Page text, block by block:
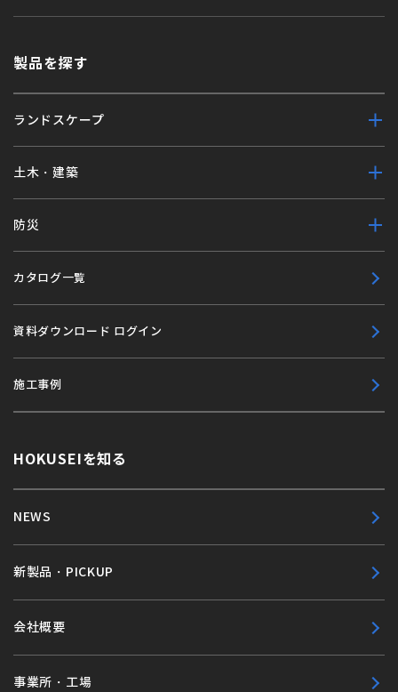
製品を探す
ランドスケープ
土木・建築
防災
カタログ一覧
資料ダウンロード ログイン
施工事例
HOKUSEIを知る
NEWS
新製品・PICKUP
会社概要
事業所・工場